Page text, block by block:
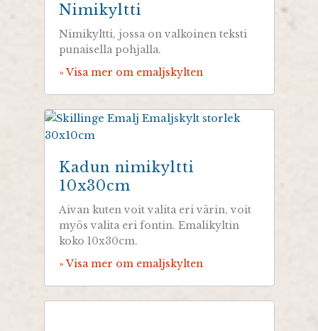
Nimikyltti
Nimikyltti, jossa on valkoinen teksti
punaisella pohjalla.
» Visa mer om emaljskylten
Kadun nimikyltti
10x30cm
Aivan kuten voit valita eri värin, voit
myös valita eri fontin. Emalikyltin
koko 10x30cm.
» Visa mer om emaljskylten